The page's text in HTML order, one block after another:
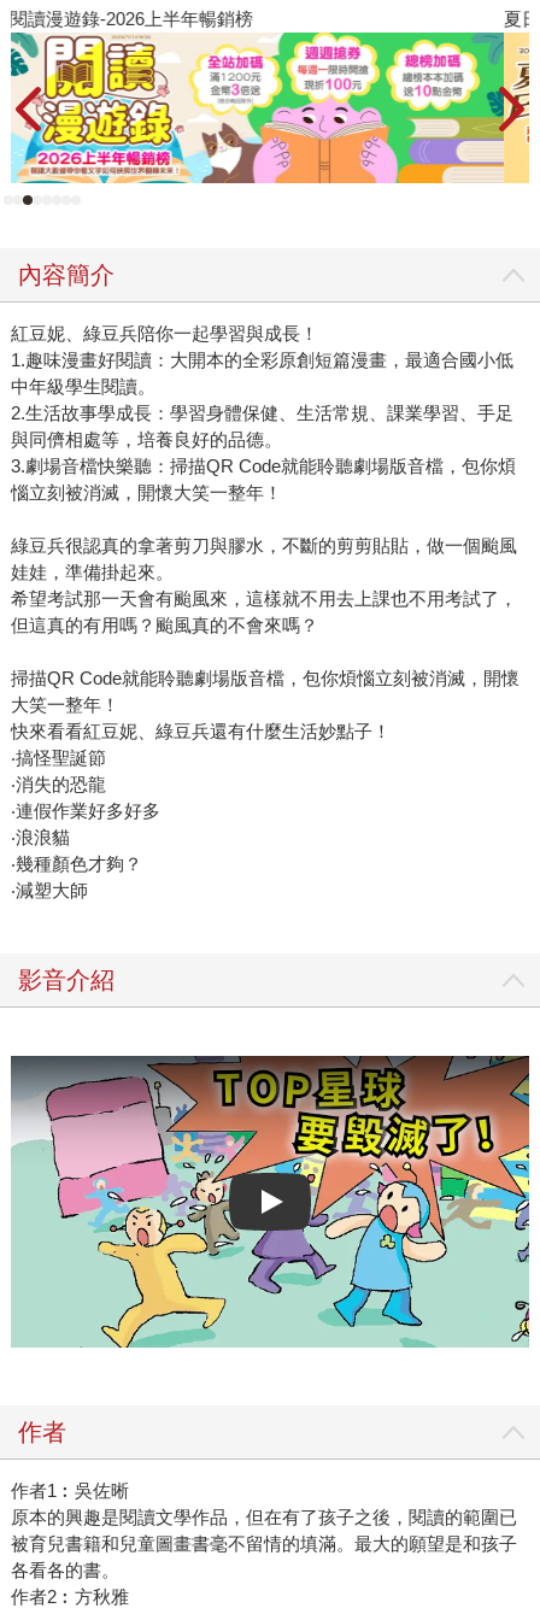
夏日閱讀大冒險 飢
內容簡介
紅豆妮、綠豆兵陪你一起學習與成長！
1.趣味漫畫好閱讀：大開本的全彩原創短篇漫畫，最適合國小低
中年級學生閱讀。
2.生活故事學成長：學習身體保健、生活常規、課業學習、手足
與同儕相處等，培養良好的品德。
3.劇場音檔快樂聽：掃描QR Code就能聆聽劇場版音檔，包你煩
惱立刻被消滅，開懷大笑一整年！
綠豆兵很認真的拿著剪刀與膠水，不斷的剪剪貼貼，做一個颱風
娃娃，準備掛起來。
希望考試那一天會有颱風來，這樣就不用去上課也不用考試了，
但這真的有用嗎？颱風真的不會來嗎？
掃描QR Code就能聆聽劇場版音檔，包你煩惱立刻被消滅，開懷
大笑一整年！
快來看看紅豆妮、綠豆兵還有什麼生活妙點子！
‧搞怪聖誕節
‧消失的恐龍
‧連假作業好多好多
‧浪浪貓
‧幾種顏色才夠？
‧減塑大師
影音介紹
Play video
作者
作者1︰吳佐晰
原本的興趣是閱讀文學作品，但在有了孩子之後，閱讀的範圍已
被育兒書籍和兒童圖畫書毫不留情的填滿。最大的願望是和孩子
各看各的書。
作者2︰方秋雅